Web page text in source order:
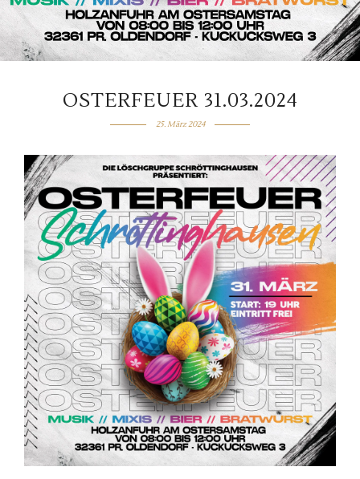
OSTERFEUER 31.03.2024
25. März 2024